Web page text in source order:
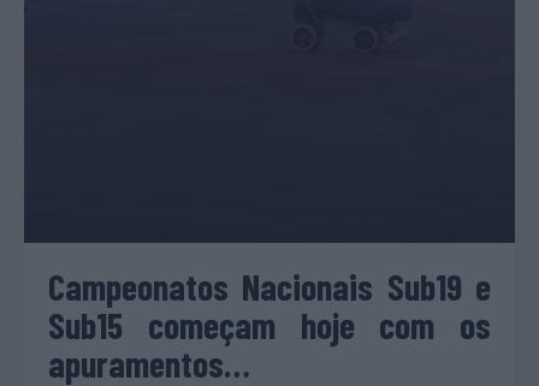
Campeonatos Nacionais Sub19 e
Sub15 começam hoje com os
apuramentos…